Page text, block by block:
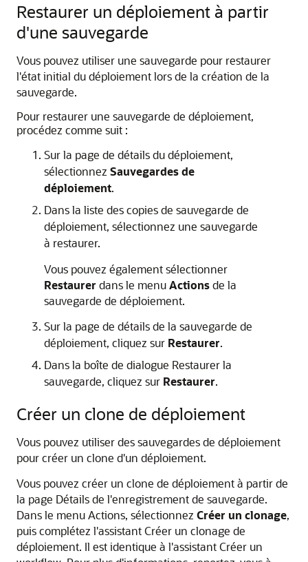
Restaurer un déploiement à partir
d'une sauvegarde
Vous pouvez utiliser une sauvegarde pour restaurer
l'état initial du déploiement lors de la création de la
sauvegarde.
Pour restaurer une sauvegarde de déploiement,
procédez comme suit :
Sur la page de détails du déploiement,
sélectionnez Sauvegardes de
déploiement.
Dans la liste des copies de sauvegarde de
déploiement, sélectionnez une sauvegarde
à restaurer.
Vous pouvez également sélectionner
Restaurer dans le menuActionsde la
sauvegarde de déploiement.
Sur la page de détails de la sauvegarde de
déploiement, cliquez sur Restaurer.
Dans la boîte de dialogue Restaurer la
sauvegarde, cliquez sur Restaurer.
Créer un clone de déploiement
Vous pouvez utiliser des sauvegardes de déploiement
pour créer un clone d'un déploiement.
Vous pouvez créer un clone de déploiement à partir de
la page Détails de l'enregistrement de sauvegarde.
Dans le menu Actions, sélectionnez Créer un clonage,
puis complétez l'assistant Créer un clonage de
déploiement. Il est identique à l'assistant Créer un